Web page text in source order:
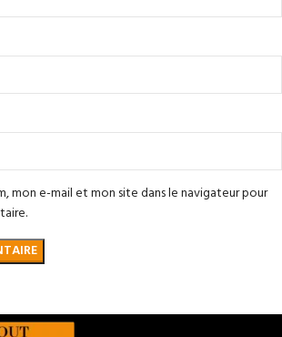
mon e-mail et mon site dans le navigateur pour